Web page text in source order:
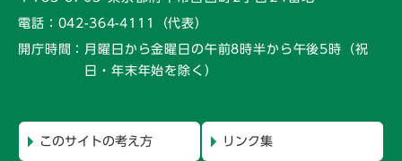
電話： 042-364-4111（代表）
開庁時間： 月曜日から金曜日の午前8時半から午後5時 （祝
日・年末年始を除く）
このサイトの考え方 リンク集